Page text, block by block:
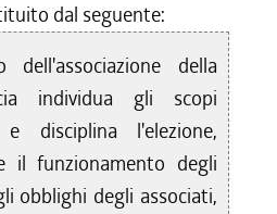
dal seguente:
della
individua gli scopi
e disciplina l'elezione,
il funzionamento degli
obblighi degli associati,